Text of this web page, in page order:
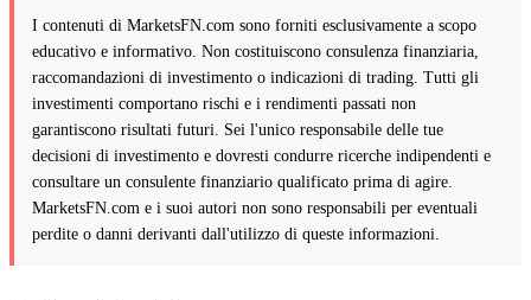
I contenuti di MarketsFN.com sono forniti esclusivamente a scopo
educativo e informativo. Non costituiscono consulenza finanziaria,
raccomandazioni di investimento o indicazioni di trading. Tutti gli
investimenti comportano rischi e i rendimenti passati non
garantiscono risultati futuri. Sei l'unico responsabile delle tue
decisioni di investimento e dovresti condurre ricerche indipendenti e
consultare un consulente finanziario qualificato prima di agire.
MarketsFN.com e i suoi autori non sono responsabili per eventuali
perdite o danni derivanti dall'utilizzo di queste informazioni.